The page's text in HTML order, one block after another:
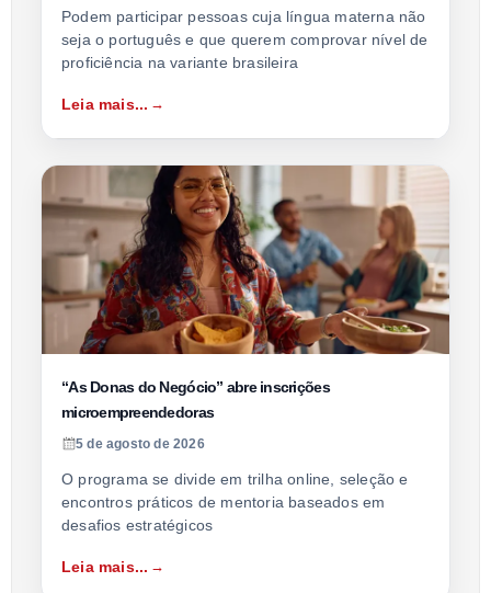
Podem participar pessoas cuja língua materna não
seja o português e que querem comprovar nível de
proficiência na variante brasileira
Leia mais...
“As Donas do Negócio” abre inscrições
microempreendedoras
5 de agosto de 2026
O programa se divide em trilha online, seleção e
encontros práticos de mentoria baseados em
desafios estratégicos
Leia mais...